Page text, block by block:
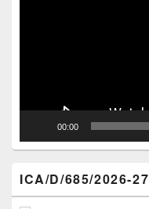
00:00
ICA/D/685/2026-27